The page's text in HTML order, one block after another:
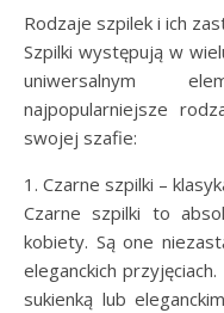
Rodzaje szpilek i ich
Szpilki występują w
uniwersalnym
najpopularniejsze
swojej szafie:
1. Czarne szpilki –
Czarne szpilki to
kobiety. Są one
eleganckich
sukienką lub